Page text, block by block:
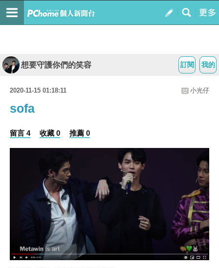
我的
訂閱
想要守護你們的笑容
2020-11-15 01:18:11 小光仔
sofa
留言 4 收藏 0 推薦 0